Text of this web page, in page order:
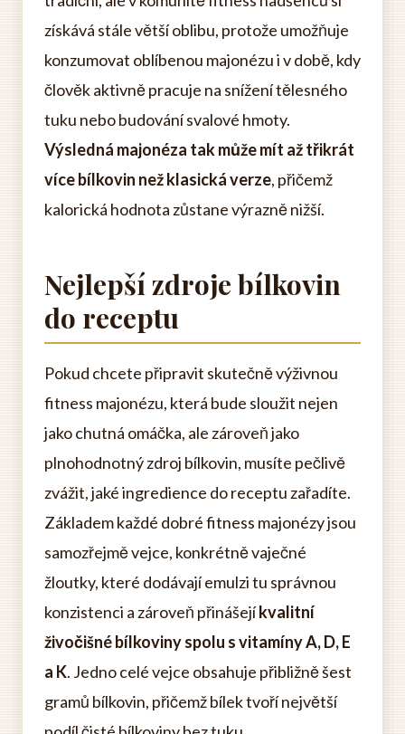
získává stále větší oblibu, protože umožňuje
konzumovat oblíbenou majonézu i v době, kdy
člověk aktivně pracuje na snížení tělesného
tuku nebo budování svalové hmoty.
Výsledná majonéza tak může mít až třikrát
více bílkovin než klasická verze, přičemž
kalorická hodnota zůstane výrazně nižší.
Nejlepší zdroje bílkovin
do receptu
Pokud chcete připravit skutečně výživnou
fitness majonézu, která bude sloužit nejen
jako chutná omáčka, ale zároveň jako
plnohodnotný zdroj bílkovin, musíte pečlivě
zvážit, jaké ingredience do receptu zařadíte.
Základem každé dobré fitness majonézy jsou
samozřejmě vejce, konkrétně vaječné
žloutky, které dodávají emulzi tu správnou
konzistenci a zároveň přinášejíkvalitní
živočišné bílkoviny spolu s vitamíny A, D, E
a K. Jedno celé vejce obsahuje přibližně šest
gramů bílkovin, přičemž bílek tvoří největší